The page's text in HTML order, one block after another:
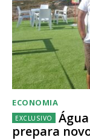
ECONOMIA
prepara